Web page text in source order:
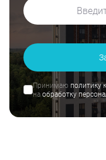
Принимаю политику
наобработку